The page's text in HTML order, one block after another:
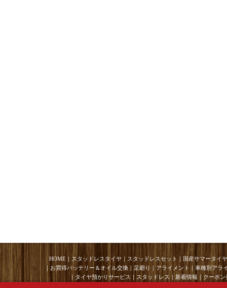
HOME ｜ スタッドレスタイヤ ｜ スタッドレスセット ｜ 国産サマータイ
｜ お買得バッテリー＆オイル交換 ｜ 足廻り ｜ アライメント ｜ 車種別アラ
｜ タイヤ預かりサービス ｜ スタッドレス ｜ 新着情報 ｜ クーポン